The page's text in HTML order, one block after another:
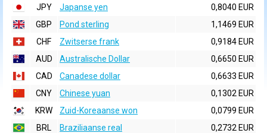
JPY
Japanse yen
0,8040 EUR
GBP
Pond sterling
1,1469 EUR
CHF
Zwitserse frank
0,9184 EUR
AUD
Australische Dollar
0,6650 EUR
CAD
Canadese dollar
0,6633 EUR
CNY
Chinese yuan
0,1302 EUR
KRW
Zuid-Koreaanse won
0,0799 EUR
BRL
Braziliaanse real
0,2732 EUR